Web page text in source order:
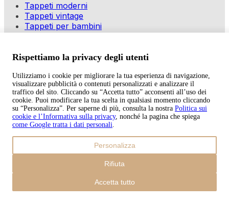
Tappeti moderni
Tappeti vintage
Tappeti per bambini
Copyright © 2026 TAPISO
Rispettiamo la privacy degli utenti
Utilizziamo i cookie per migliorare la tua esperienza di navigazione,
visualizzare pubblicità o contenuti personalizzati e analizzare il
traffico del sito. Cliccando su “Accetta tutto” acconsenti all’uso dei
cookie. Puoi modificare la tua scelta in qualsiasi momento cliccando
su “Personalizza”. Per saperne di più, consulta la nostra Politica sui
cookie e l’Informativa sulla privacy, nonché la pagina che spiega
come Google tratta i dati personali.
Personalizza
Rifiuta
Accetta tutto
Carrello
0,00€
0,00
Continua con gli acquisti